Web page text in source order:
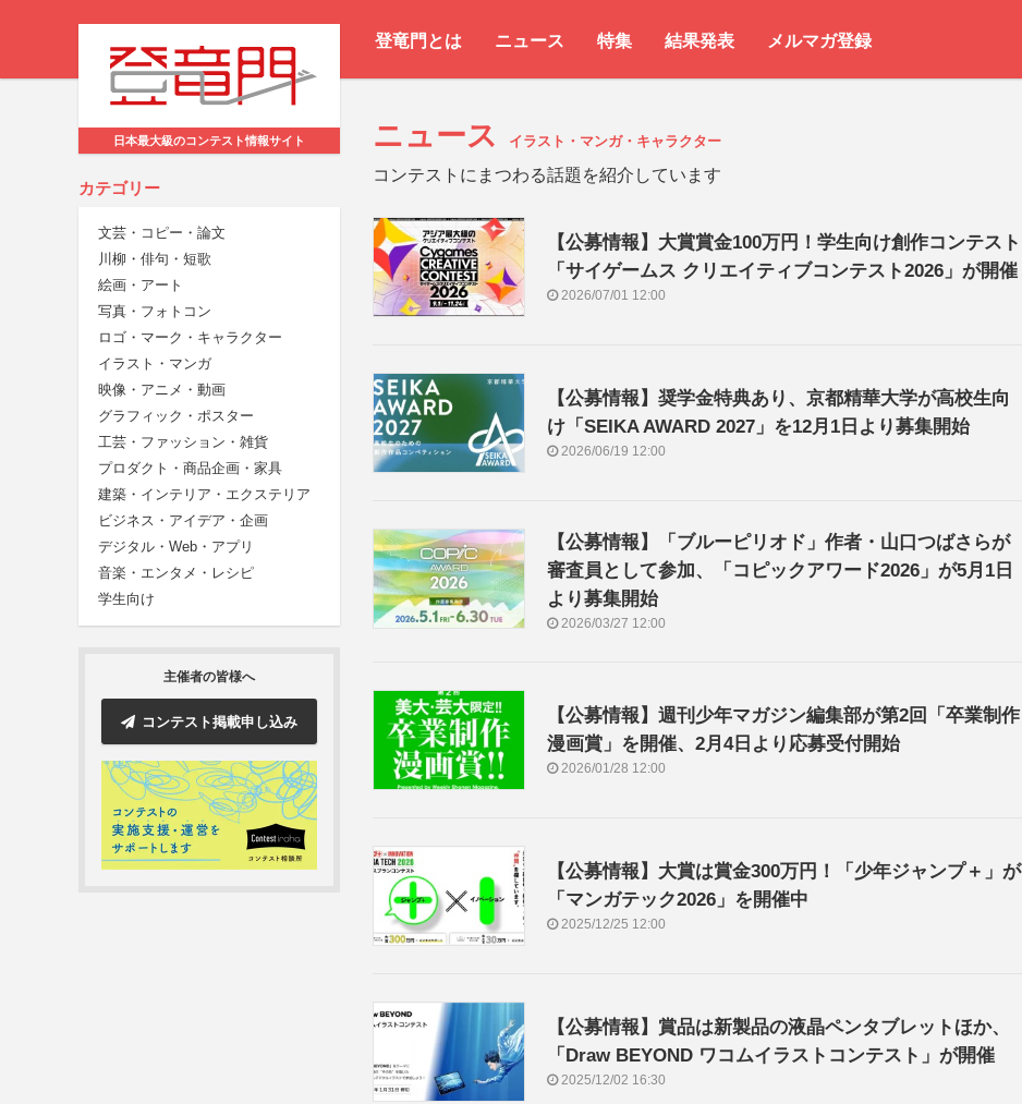
登竜門とは ニュース 特集 結果発表 メルマガ登録
日本最大級のコンテスト情報サイト
カテゴリー
文芸・コピー・論文
川柳・俳句・短歌
絵画・アート
写真・フォトコン
ロゴ・マーク・キャラクター
イラスト・マンガ
映像・アニメ・動画
グラフィック・ポスター
工芸・ファッション・雑貨
プロダクト・商品企画・家具
建築・インテリア・エクステリア
ビジネス・アイデア・企画
デジタル・Web・アプリ
音楽・エンタメ・レシピ
学生向け
主催者の皆様へ
コンテスト掲載申し込み
ニュース イラスト・マンガ・キャラクター
コンテストにまつわる話題を紹介しています
【公募情報】大賞賞金100万円！学生向け創作コンテスト
「サイゲームス クリエイティブコンテスト2026」が開催
2026/07/01 12:00
【公募情報】奨学金特典あり、京都精華大学が高校生向
け「SEIKA AWARD 2027」を12月1日より募集開始
2026/06/19 12:00
【公募情報】「ブルーピリオド」作者・山口つばさらが
審査員として参加、「コピックアワード2026」が5月1日
より募集開始
2026/03/27 12:00
【公募情報】週刊少年マガジン編集部が第2回「卒業制作
漫画賞」を開催、2月4日より応募受付開始
2026/01/28 12:00
【公募情報】大賞は賞金300万円！「少年ジャンプ＋」が
「マンガテック2026」を開催中
2025/12/25 12:00
【公募情報】賞品は新製品の液晶ペンタブレットほか、
「Draw BEYOND ワコムイラストコンテスト」が開催
2025/12/02 16:30